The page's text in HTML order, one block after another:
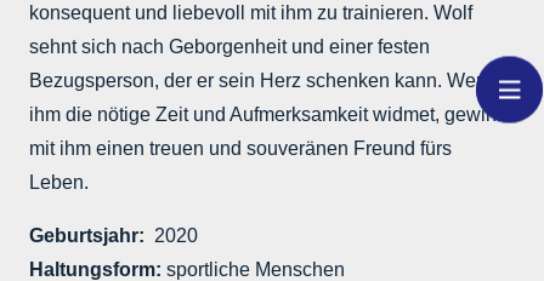
konsequent und liebevoll mit ihm zu trainieren. Wolf
sehnt sich nach Geborgenheit und einer festen
Bezugsperson, der er sein Herz schenken kann. Wer
ihm die nötige Zeit und Aufmerksamkeit widmet, gewinnt
mit ihm einen treuen und souveränen Freund fürs
Leben.
Geburtsjahr: 2020
Haltungsform: sportliche Menschen